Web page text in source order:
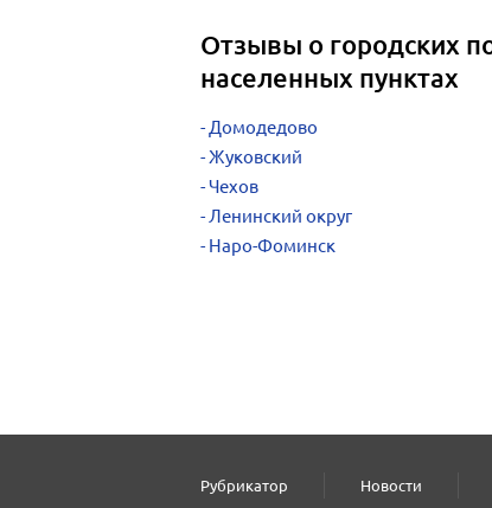
Отзывы о городских
населенных пунктах
Домодедово
Жуковский
Чехов
Ленинский округ
Наро-Фоминск
Рубрикатор Новости